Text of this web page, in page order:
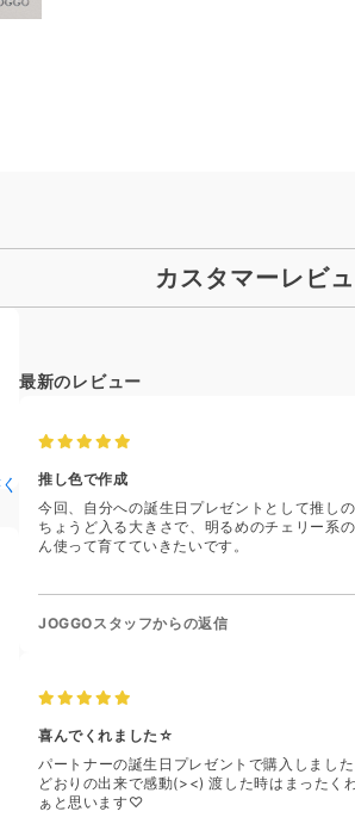
カスタマーレビ
最新のレビュー
推し色で作成
今回、自分への誕生日プレゼントとして推し
ちょうど入る大きさで、明るめのチェリー系
ん使って育てていきたいです。
JOGGOスタッフからの返信
喜んでくれました☆
パートナーの誕生日プレゼントで購入しまし
どおりの出来で感動(><) 渡した時はまったく
ぁと思います♡